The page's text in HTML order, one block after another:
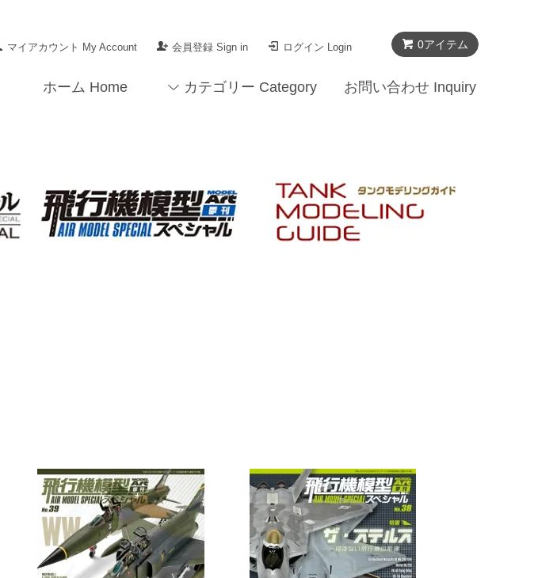
0アイテム
マイアカウント My Account 会員登録 Sign in ログイン Login
ホーム Home カテゴリー Category お問い合わせ Inquiry